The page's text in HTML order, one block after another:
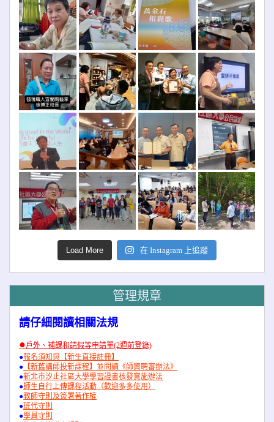
Load More 在 Instagram 上追蹤
管理規章
請仔細閱讀相關法規
●戶外、補課和請假等申請單(2週前登錄)
●報名須知與【新生直接註冊】
● 【新舊講師投新課程】並閱讀《師資聘審辦法》
●新北市汐止社區大學學習證書核發實施辦法
●師生自行上傳課程活動（歡迎多多使用）
●教師守則及簽署著作權
●班代守則
●學員守則